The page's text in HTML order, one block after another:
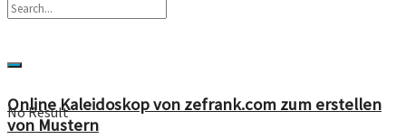
No Result
Online Kaleidoskop von zefrank.com zum erstellen
von Mustern